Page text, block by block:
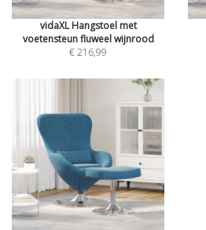
vidaXL Hangstoel met
voetensteun fluweel wijnrood
€ 216,99